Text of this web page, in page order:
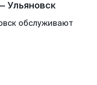
Ульяновск
обслуживают